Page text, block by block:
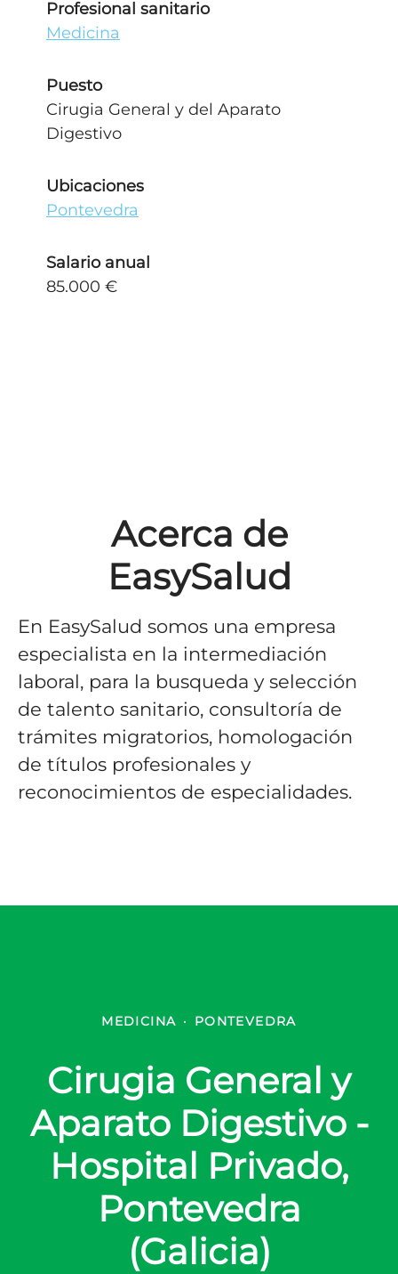
Profesional sanitario
Medicina
Puesto
Cirugia General y del Aparato
Digestivo
Ubicaciones
Pontevedra
Salario anual
85.000 €
Acerca de
EasySalud
En EasySalud somos una empresa
especialista en la intermediación
laboral, para la busqueda y selección
de talento sanitario, consultoría de
trámites migratorios, homologación
de títulos profesionales y
reconocimientos de especialidades.
MEDICINA · PONTEVEDRA
Cirugia General y
Aparato Digestivo -
Hospital Privado,
Pontevedra
(Galicia)